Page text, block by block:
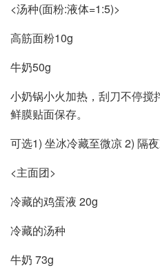
<汤种(面粉:液体=1:5)>
高筋面粉10g
牛奶50g
小奶锅小火加热，刮刀不停搅
鲜膜贴面保存。
可选1) 坐冰冷藏至微凉 2) 隔
<主面团>
冷藏的鸡蛋液 20g
冷藏的汤种
牛奶 73g